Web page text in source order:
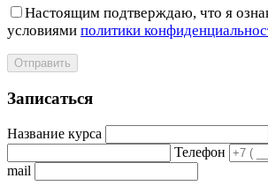
Настоящим подтверждаю, что я
условиями политики
Отправить
Записаться
Название курса
Телефон
mail